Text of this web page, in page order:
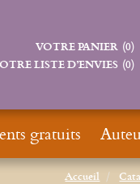
Accueil
VOTRE PANIER (0)
LISTE D’ENVIES (0)
gratuits